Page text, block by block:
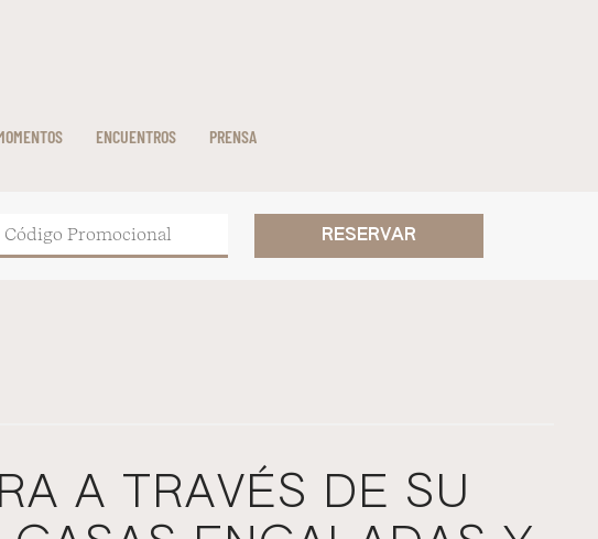
ENCUENTROS PRENSA
A TRAVÉS DE SU